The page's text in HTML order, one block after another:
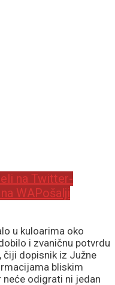
na Twitter-
WAPošalji
u kuloarima oko
i zvaničnu potvrdu
čiji dopisnik iz Južne
bliskim
odigrati ni jedan